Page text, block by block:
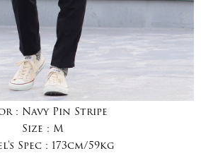
: Navy Pin Stripe
Size : M
Spec : 173cm/59kg